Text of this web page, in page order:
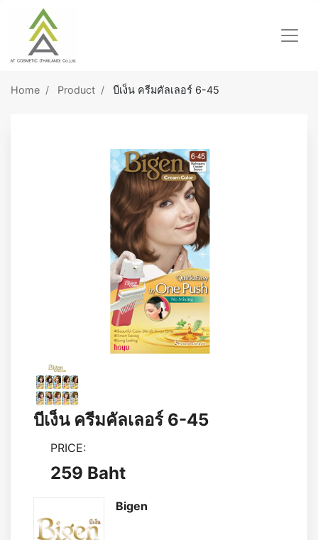
Home Product บีเง็น ครีมคัลเลอร์ 6-45
บีเง็น ครีมคัลเลอร์ 6-45
PRICE:
259 Baht
Bigen